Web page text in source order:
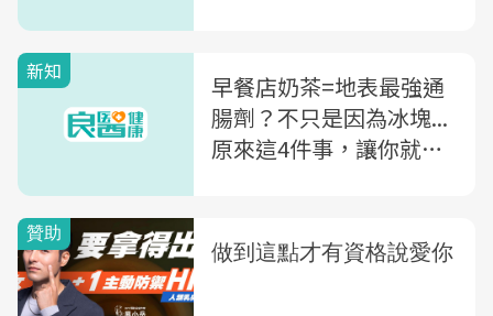
新知
早餐店奶茶=地表最強通
腸劑？不只是因為冰塊...
原來這4件事，讓你就算